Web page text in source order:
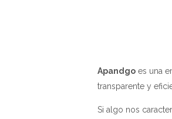
Apandgo es una
transparente y
Si algo nos